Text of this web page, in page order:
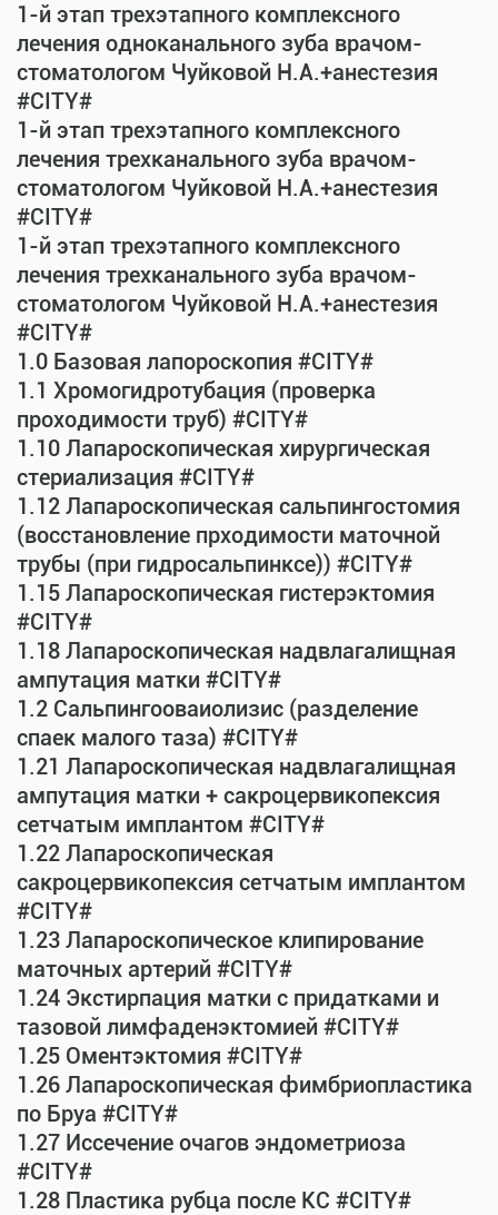
1-й этап трехэтапного комплексного
лечения одноканального зуба врачом-
стоматологом Чуйковой Н.А.+анестезия
#CITY#
1-й этап трехэтапного комплексного
лечения трехканального зуба врачом-
стоматологом Чуйковой Н.А.+анестезия
#CITY#
1-й этап трехэтапного комплексного
лечения трехканального зуба врачом-
стоматологом Чуйковой Н.А.+анестезия
#CITY#
1.0 Базовая лапороскопия #CITY#
1.1 Хромогидротубация (проверка
проходимости труб) #CITY#
1.10 Лапароскопическая хирургическая
стериализация #CITY#
1.12 Лапароскопическая сальпингостомия
(восстановление прходимости маточной
трубы (при гидросальпинксе)) #CITY#
1.15 Лапароскопическая гистерэктомия
#CITY#
1.18 Лапароскопическая надвлагалищная
ампутация матки #CITY#
1.2 Сальпингооваиолизис (разделение
спаек малого таза) #CITY#
1.21 Лапароскопическая надвлагалищная
ампутация матки + сакроцервикопексия
сетчатым имплантом #CITY#
1.22 Лапароскопическая
сакроцервикопексия сетчатым имплантом
#CITY#
1.23 Лапароскопическое клипирование
маточных артерий #CITY#
1.24 Экстирпация матки с придатками и
тазовой лимфаденэктомией #CITY#
1.25 Оментэктомия #CITY#
1.26 Лапароскопическая фимбриопластика
по Бруа #CITY#
1.27 Иссечение очагов эндометриоза
#CITY#
1.28 Пластика рубца после КС #CITY#